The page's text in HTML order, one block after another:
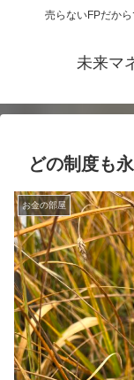
売らないFPだか
未来マ
どの制度も
お金の部屋